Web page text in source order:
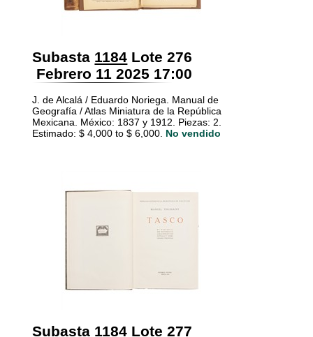
Subasta 1184 Lote 276
Febrero 11 2025 17:00
J. de Alcalá / Eduardo Noriega. Manual de
Geografía / Atlas Miniatura de la República
Mexicana. México: 1837 y 1912. Piezas: 2.
Estimado: $ 4,000 to $ 6,000. No vendido
Subasta 1184 Lote 277